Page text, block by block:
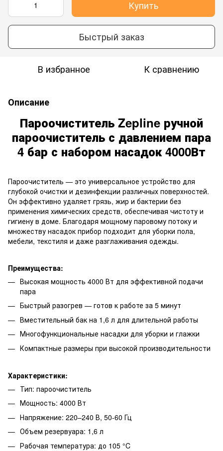
Купить
Быстрый заказ
В избранное К сравнению
Описание
Пароочиститель Zepline ручной
пароочиститель с давлением пара
4 бар с набором насадок 4000Вт
Пароочиститель — это универсальное устройство для
глубокой очистки и дезинфекции различных поверхностей.
Он эффективно удаляет грязь, жир и бактерии без
применения химических средств, обеспечивая чистоту и
гигиену в доме. Благодаря мощному паровому потоку и
множеству насадок прибор подходит для уборки пола,
мебели, текстиля и даже разглаживания одежды.
Преимущества:
Высокая мощность 4000 Вт для эффективной подачи
пара
Быстрый разогрев — готов к работе за 5 минут
Вместительный бак на 1,6 л для длительной работы
Многофункциональные насадки для уборки и глажки
Компактные размеры при высокой производительности
Характеристики:
Тип: пароочиститель
Мощность: 4000 Вт
Напряжение: 220–240 В, 50-60 Гц
Объем резервуара: 1,6 л
Рабочая температура: до 105 °C